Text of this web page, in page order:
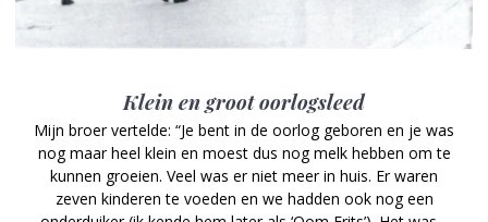
Klein en groot oorlogsleed
Mijn broer vertelde: “Je bent in de oorlog geboren en je was
nog maar heel klein en moest dus nog melk hebben om te
kunnen groeien. Veel was er niet meer in huis. Er waren
zeven kinderen te voeden en we hadden ook nog een